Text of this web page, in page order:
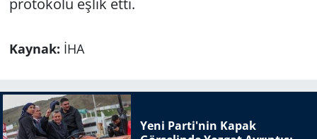
Kaynak: İHA
Yeni Parti'nin Kapak